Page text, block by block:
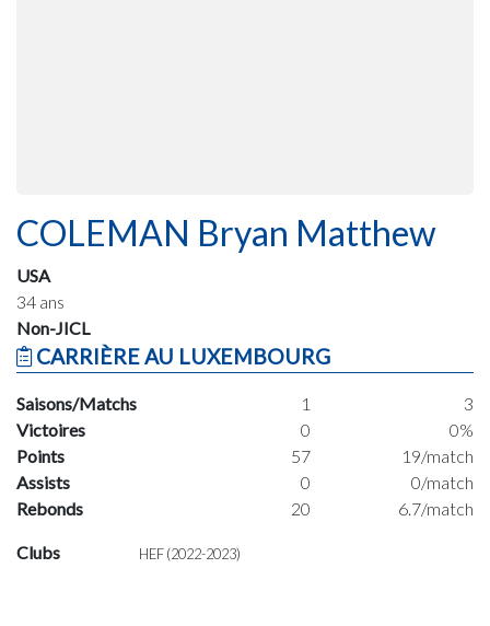
COLEMAN Bryan Matthew
USA
34 ans
Non-JICL
CARRIÈRE AU LUXEMBOURG
Saisons/Matchs 1
3
Victoires
0
0%
Points
57
19/match
Assists
0
0/match
Rebonds
20 6.7/match
Clubs HEF (2022-2023)